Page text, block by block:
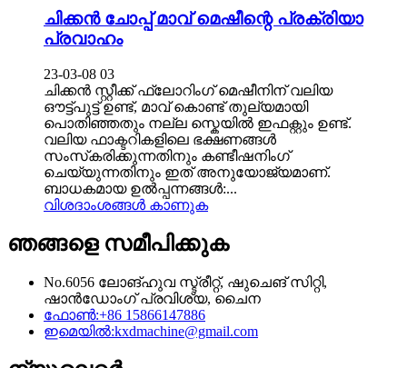
ചിക്കൻ ചോപ്പ് മാവ് മെഷീന്റെ പ്രക്രിയാ
പ്രവാഹം
23-03-08 03
ചിക്കൻ സ്റ്റീക്ക് ഫ്ലോറിംഗ് മെഷീനിന് വലിയ
ഔട്ട്‌പുട്ട് ഉണ്ട്, മാവ് കൊണ്ട് തുല്യമായി
പൊതിഞ്ഞതും നല്ല സ്കെയിൽ ഇഫക്റ്റും ഉണ്ട്.
വലിയ ഫാക്ടറികളിലെ ഭക്ഷണങ്ങൾ
സംസ്‌കരിക്കുന്നതിനും കണ്ടീഷനിംഗ്
ചെയ്യുന്നതിനും ഇത് അനുയോജ്യമാണ്.
ബാധകമായ ഉൽപ്പന്നങ്ങൾ:...
വിശദാംശങ്ങൾ കാണുക
ഞങ്ങളെ സമീപിക്കുക
No.6056 ലോങ്‌ഹുവ സ്ട്രീറ്റ്, ഷുചെങ് സിറ്റി,
ഷാൻഡോംഗ് പ്രവിശ്യ, ചൈന
ഫോൺ:+86 15866147886
ഇമെയിൽ:kxdmachine@gmail.com